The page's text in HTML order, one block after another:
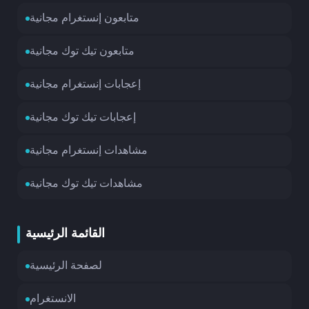
متابعون إنستغرام مجانية
متابعون تيك توك مجانية
إعجابات إنستغرام مجانية
إعجابات تيك توك مجانية
مشاهدات إنستغرام مجانية
مشاهدات تيك توك مجانية
القائمة الرئيسية
لصفحة الرئيسية
الانستغرام